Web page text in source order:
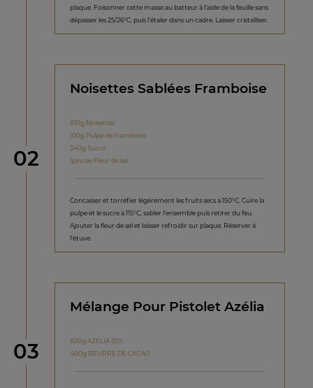
plaque. Foisonner cette masse au batteur à l’aide de la feuille sans
dépasser les 25/26°C, puis l’étaler dans un cadre. Laisser cristalliser.
étape
02
Noisettes Sablées Framboise
810g Noisettes
100g Pulpe de framboise
340g Sucre
1pincée Fleur de sel
Concasser et torréfier légèrement les fruits secs à 150°C. Cuire la
pulpe et le sucre à 115°C, sabler l’ensemble puis retirer du feu.
Ajouter la fleur de sel et laisser refroidir sur plaque. Réserver à
l’étuve.
étape
03
Mélange Pour Pistolet Azélia
600g AZELIA 35%
400g BEURRE DE CACAO